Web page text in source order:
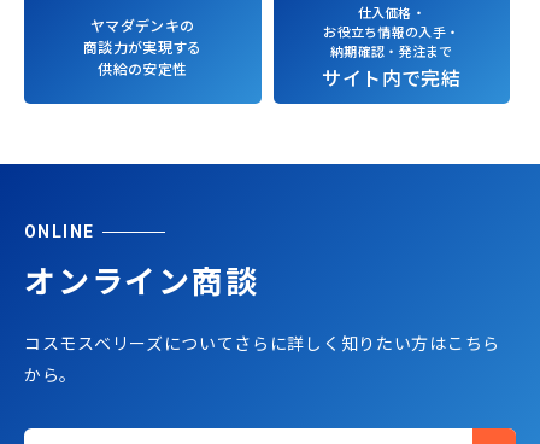
ヤマダデンキの
商談力が実現する
供給の安定性
仕入価格・
お役立ち情報の入手・
納期確認・発注まで
サイト内で完結
ONLINE
オンライン商談
コスモスベリーズについてさらに詳しく知りたい方はこちら
から。